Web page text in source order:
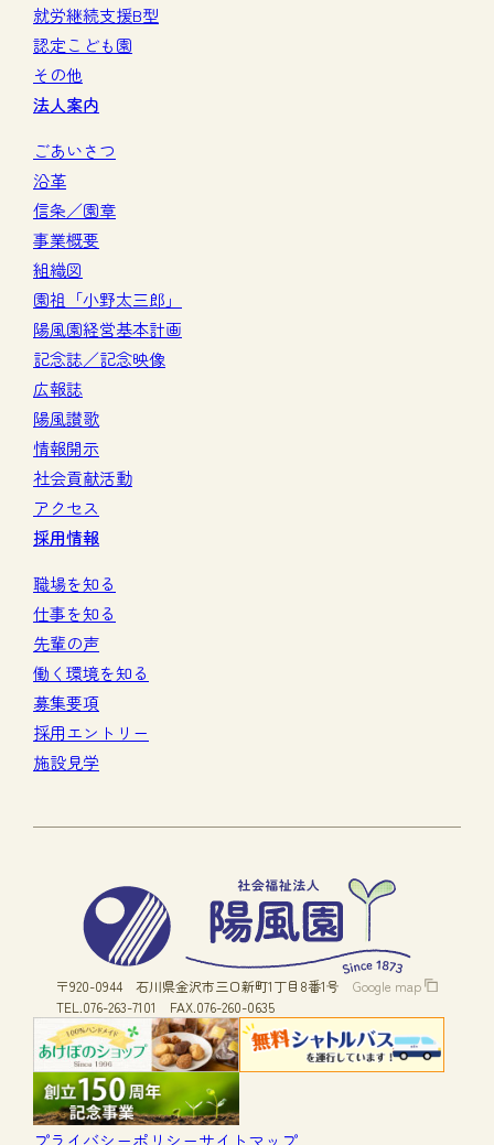
就労継続支援B型
認定こども園
その他
法人案内
ごあいさつ
沿革
信条／園章
事業概要
組織図
園祖「小野太三郎」
陽風園経営基本計画
記念誌／記念映像
広報誌
陽風讃歌
情報開示
社会貢献活動
アクセス
採用情報
職場を知る
仕事を知る
先輩の声
働く環境を知る
募集要項
採用エントリー
施設見学
〒920-0944 石川県金沢市三口新町1丁目8番1号
Google map
TEL.076-263-7101
FAX.076-260-0635